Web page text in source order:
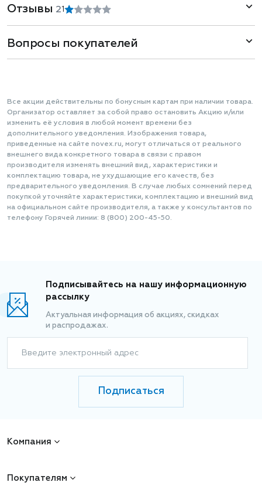
Отзывы 21
Вопросы покупателей
Все акции действительны по бонусным картам при наличии товара.
Организатор оставляет за собой право остановить Акцию и/или
изменить её условия в любой момент времени без
дополнительного уведомления. Изображения товара,
приведенные на сайте novex.ru, могут отличаться от реального
внешнего вида конкретного товара в связи с правом
производителя изменять внешний вид, характеристики и
комплектацию товара, не ухудшающие его качеств, без
предварительного уведомления. В случае любых сомнений перед
покупкой уточняйте характеристики, комплектацию и внешний вид
на официальном сайте производителя, а также у консультантов по
телефону Горячей линии: 8 (800) 200-45-50.
Подписывайтесь на нашу информационную
рассылку
Актуальная информация об акциях, скидках
и распродажах.
Введите электронный адрес
Подписаться
Компания
Покупателям